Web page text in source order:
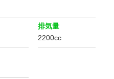
排気量
2200cc